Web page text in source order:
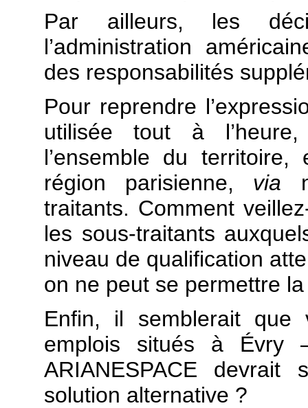
Par ailleurs, les
l’administration
des responsabilités
Pour reprendre
utilisée tout à l’heure,
l’ensemble du
région parisienne, via
traitants. Comment
les sous-traitants
niveau de qualification
on ne peut se permettre
Enfin, il semblerait que
emplois situés à Évry
ARIANESPACE
solution alternative ?